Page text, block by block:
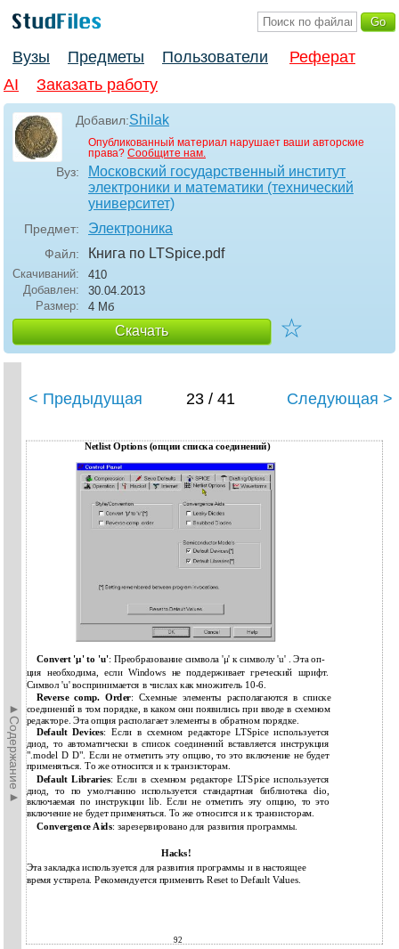
Вузы Предметы Пользователи
Реферат
AI
Заказать работу
Добавил:Shilak
Опубликованный материал нарушает ваши авторские
права? Сообщите нам.
Вуз:
Московский государственный институт
электроники и математики (технический
университет)
Предмет: Электроника
Файл: Книга по LTSpice.pdf
Скачиваний:
410
Добавлен:
30.04.2013
Размер:
4 Мб
Скачать ☆
►Содержание►
< Предыдущая 23 / 41 Следующая >
Netlist Options (опции списка соединений)
Convert 'µ' to 'u': Преобразование символа 'μ' к символу 'u' . Эта оп-
ция необходима, если Windows не поддерживает греческий шрифт.
Символ 'u' воспринимается в числах как множитель 10-6.
Reverse comp. Order: Схемные элементы располагаются в списке
соединений в том порядке, в каком они появились при вводе в схемном
редакторе. Эта опция располагает элементы в обратном порядке.
Default Devices: Если в схемном редакторе LTSpice используется
диод, то автоматически в список соединений вставляется инструкция
".model D D". Если не отметить эту опцию, то это включение не будет
применяться. То же относится и к транзисторам.
Default Libraries: Если в схемном редакторе LTSpice используется
диод, то по умолчанию используется стандартная библиотека dio,
включаемая по инструкции lib. Если не отметить эту опцию, то это
включение не будет применяться. То же относится и к транзисторам.
Convergence Aids: зарезервировано для развития программы.
Hacks!
Эта закладка используется для развития программы и в настоящее
время устарела. Рекомендуется применить Reset to Default Values.
92